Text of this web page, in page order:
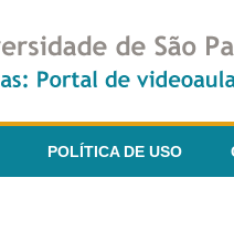
POLÍTICA DE USO